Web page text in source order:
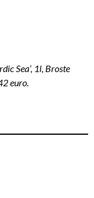
Sea’, 1l, Broste
euro.